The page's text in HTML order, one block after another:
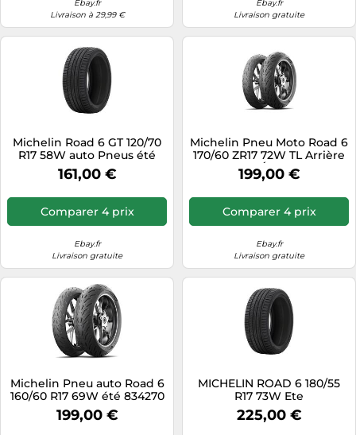
Ebay.fr
Livraison à 29,99 €
Ebay.fr
Livraison gratuite
Michelin Road 6 GT 120/70
R17 58W auto Pneus été
Pneus 695754
161,00 €
Comparer 4 prix
Ebay.fr
Livraison gratuite
Michelin Pneu Moto Road 6
170/60 ZR17 72W TL Arrière
Été
199,00 €
Comparer 4 prix
Ebay.fr
Livraison gratuite
Michelin Pneu auto Road 6
160/60 R17 69W été 834270
199,00 €
MICHELIN ROAD 6 180/55
R17 73W Ete
225,00 €